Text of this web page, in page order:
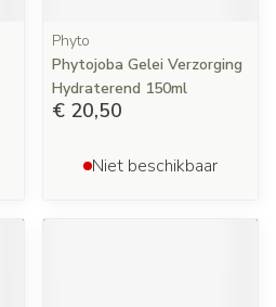
Phyto
Phytojoba Gelei Verzorging
Hydraterend 150ml
€ 20,50
Niet beschikbaar